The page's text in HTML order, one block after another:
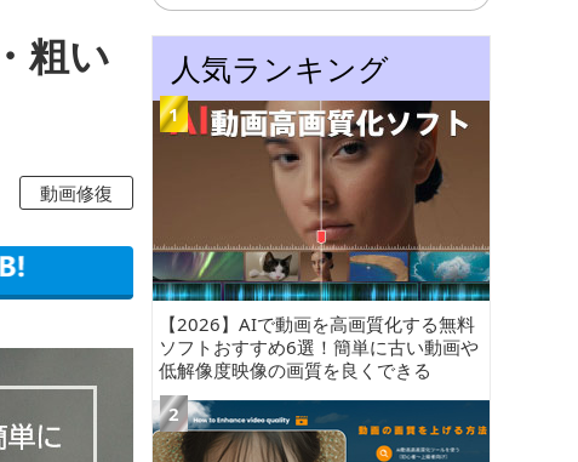
粗い
動画修復
人気ランキング
【2026】AIで動画を高画質化する無料
ソフトおすすめ6選！簡単に古い動画や
低解像度映像の画質を良くできる